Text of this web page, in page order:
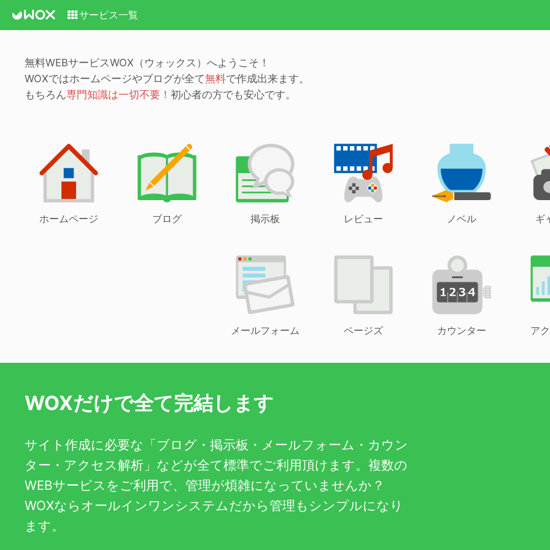
サービス一覧
無料WEBサービスWOX（ウォックス）へようこそ！
WOXではホームページやブログが全て無料で作成出来ます。
もちろん専門知識は一切不要！ 初心者の方でも安心です。
ホームページ ブログ 掲示板 レビュー ノベル ギ
メールフォーム ページズ カウンター ア
WOXだけで全て完結します
サイト作成に必要な「ブログ・掲示板・メールフォーム・カウン
ター・アクセス解析」などが全て標準でご利用頂けます。複数の
WEBサービスをご利用で、管理が煩雑になっていませんか？
WOXならオールインワンシステムだから管理もシンプルになり
ます。